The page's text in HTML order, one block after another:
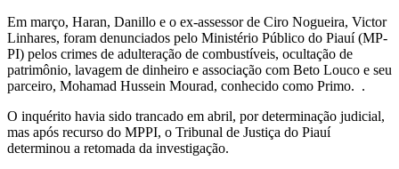
Em março, Haran, Danillo e o ex-assessor de Ciro Nogueira, Victor
Linhares, foram denunciados pelo Ministério Público do Piauí (MP-
PI) pelos crimes de adulteração de combustíveis, ocultação de
patrimônio, lavagem de dinheiro e associação com Beto Louco e seu
parceiro, Mohamad Hussein Mourad, conhecido como Primo. .
O inquérito havia sido trancado em abril, por determinação judicial,
mas após recurso do MPPI, o Tribunal de Justiça do Piauí
determinou a retomada da investigação.